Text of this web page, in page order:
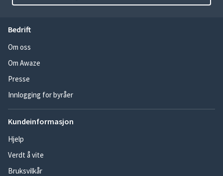
Bedrift
Om oss
Om Awaze
Presse
Innlogging for byråer
Kundeinformasjon
Hjelp
Verdt å vite
Bruksvilkår